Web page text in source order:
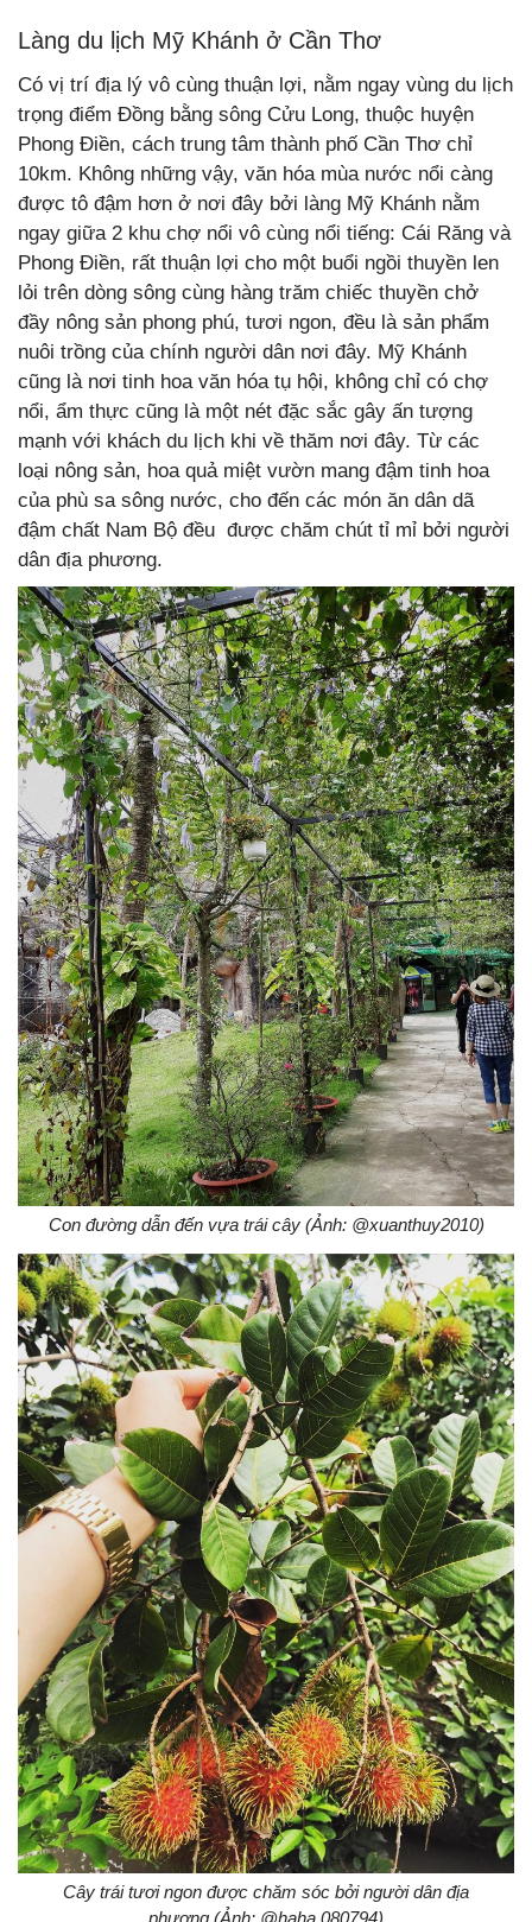
Làng du lịch Mỹ Khánh ở Cần Thơ
Có vị trí địa lý vô cùng thuận lợi, nằm ngay vùng du lịch
trọng điểm Đồng bằng sông Cửu Long, thuộc huyện
Phong Điền, cách trung tâm thành phố Cần Thơ chỉ
10km. Không những vậy, văn hóa mùa nước nổi càng
được tô đậm hơn ở nơi đây bởi làng Mỹ Khánh nằm
ngay giữa 2 khu chợ nổi vô cùng nổi tiếng: Cái Răng và
Phong Điền, rất thuận lợi cho một buổi ngồi thuyền len
lỏi trên dòng sông cùng hàng trăm chiếc thuyền chở
đầy nông sản phong phú, tươi ngon, đều là sản phẩm
nuôi trồng của chính người dân nơi đây. Mỹ Khánh
cũng là nơi tinh hoa văn hóa tụ hội, không chỉ có chợ
nổi, ẩm thực cũng là một nét đặc sắc gây ấn tượng
mạnh với khách du lịch khi về thăm nơi đây. Từ các
loại nông sản, hoa quả miệt vườn mang đậm tinh hoa
của phù sa sông nước, cho đến các món ăn dân dã
đậm chất Nam Bộ đều được chăm chút tỉ mỉ bởi người
dân địa phương.
Con đường dẫn đến vựa trái cây (Ảnh: @xuanthuy2010)
Cây trái tươi ngon được chăm sóc bởi người dân địa
phương (Ảnh: @haha.080794)